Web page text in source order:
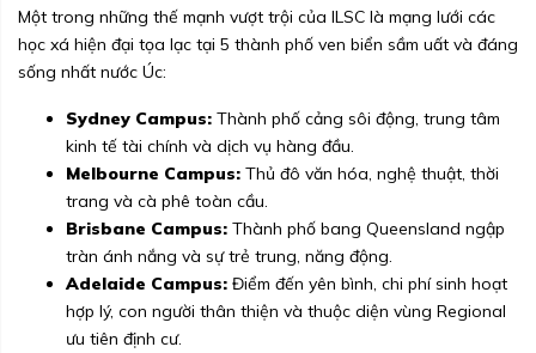
Một trong những thế mạnh vượt trội của ILSC là mạng lưới các
học xá hiện đại tọa lạc tại 5 thành phố ven biển sầm uất và đáng
sống nhất nước Úc:
Sydney Campus: Thành phố cảng sôi động, trung tâm
kinh tế tài chính và dịch vụ hàng đầu.
Melbourne Campus: Thủ đô văn hóa, nghệ thuật, thời
trang và cà phê toàn cầu.
Brisbane Campus: Thành phố bang Queensland ngập
tràn ánh nắng và sự trẻ trung, năng động.
Adelaide Campus: Điểm đến yên bình, chi phí sinh hoạt
hợp lý, con người thân thiện và thuộc diện vùng Regional
ưu tiên định cư.